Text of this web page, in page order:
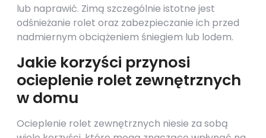
lub naprawić. Zimą szczególnie istotne jest
odśnieżanie rolet oraz zabezpieczanie ich przed
nadmiernym obciążeniem śniegiem lub lodem.
Jakie korzyści przynosi
ocieplenie rolet zewnętrznych
w domu
Ocieplenie rolet zewnętrznych niesie za sobą